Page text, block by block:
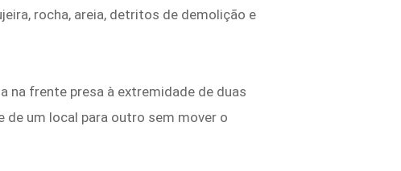
rocha, areia, detritos de demolição e
na frente presa à extremidade de duas
um local para outro sem mover o